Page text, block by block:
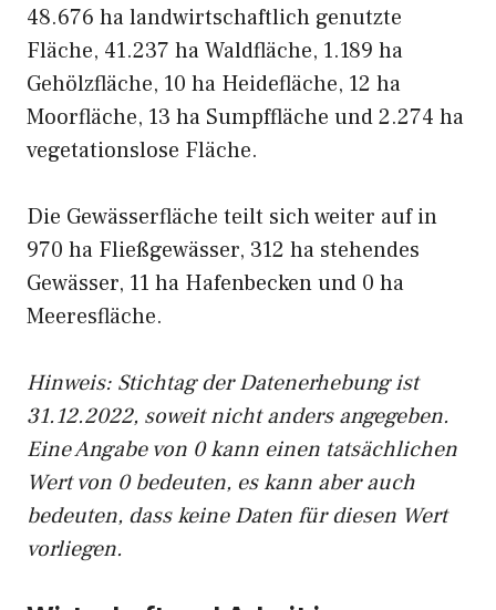
48.676 ha landwirtschaftlich genutzte
Fläche, 41.237 ha Waldfläche, 1.189 ha
Gehölzfläche, 10 ha Heidefläche, 12 ha
Moorfläche, 13 ha Sumpffläche und 2.274 ha
vegetationslose Fläche.
Die Gewässerfläche teilt sich weiter auf in
970 ha Fließgewässer, 312 ha stehendes
Gewässer, 11 ha Hafenbecken und 0 ha
Meeresfläche.
Hinweis: Stichtag der Datenerhebung ist
31.12.2022, soweit nicht anders angegeben.
Eine Angabe von 0 kann einen tatsächlichen
Wert von 0 bedeuten, es kann aber auch
bedeuten, dass keine Daten für diesen Wert
vorliegen.